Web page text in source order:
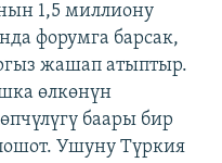
1,5 миллиону
форумга барсак,
жашап атыптыр.
өлкөнүн
баары бир
Ушуну Түркия